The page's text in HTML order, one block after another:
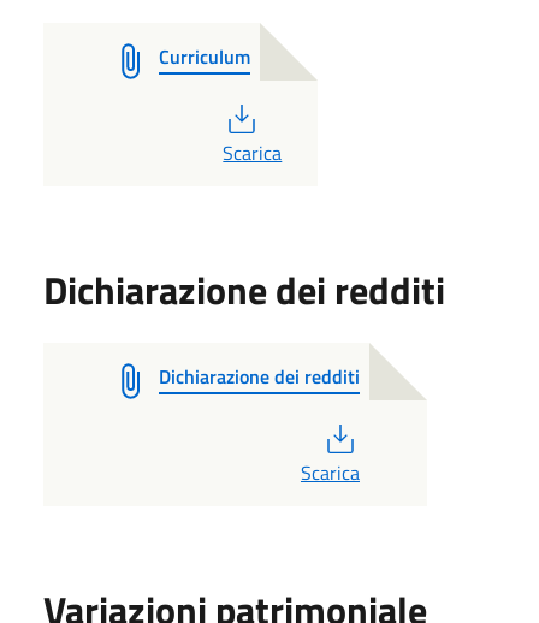
Curriculum
PDF
Scarica
Dichiarazione dei redditi
Dichiarazione dei redditi
Scarica
Variazioni patrimoniale